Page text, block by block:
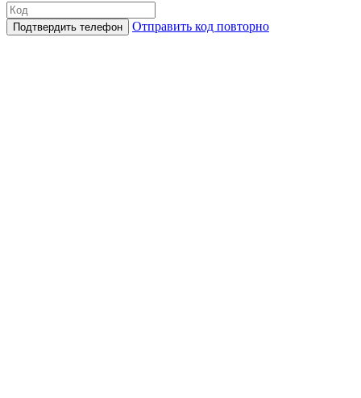
Отправить код повторно